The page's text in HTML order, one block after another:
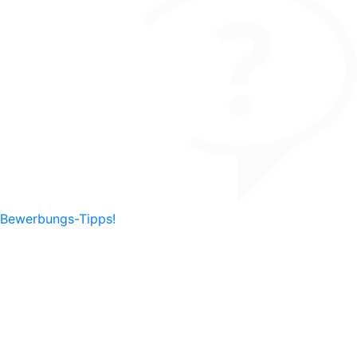
Bewerbungs-Tipps!